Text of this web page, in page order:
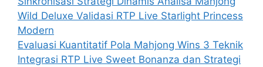
Wild Deluxe Validasi RTP Live Starlight Princess
Modern
Evaluasi Kuantitatif Pola Mahjong Wins 3 Teknik
Integrasi RTP Live Sweet Bonanza dan Strategi